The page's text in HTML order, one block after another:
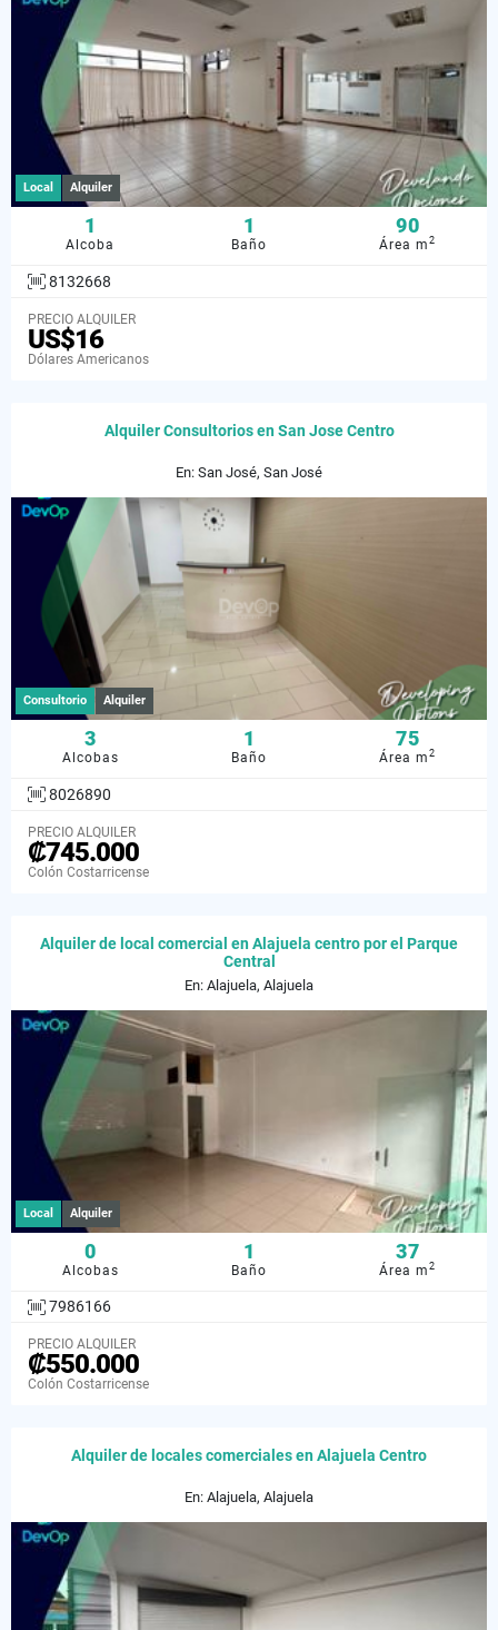
Local Alquiler
1
Alcoba
1
Baño
90
Área m2
8132668
PRECIO ALQUILER
US$16
Dólares Americanos
Alquiler Consultorios en San Jose Centro
En: San José, San José
Consultorio Alquiler
3
Alcobas
1
Baño
75
Área m2
8026890
PRECIO ALQUILER
₡745.000
Colón Costarricense
Alquiler de local comercial en Alajuela centro por el Parque
Central
En: Alajuela, Alajuela
Local Alquiler
0
Alcobas
1
Baño
37
Área m2
7986166
PRECIO ALQUILER
₡550.000
Colón Costarricense
Alquiler de locales comerciales en Alajuela Centro
En: Alajuela, Alajuela